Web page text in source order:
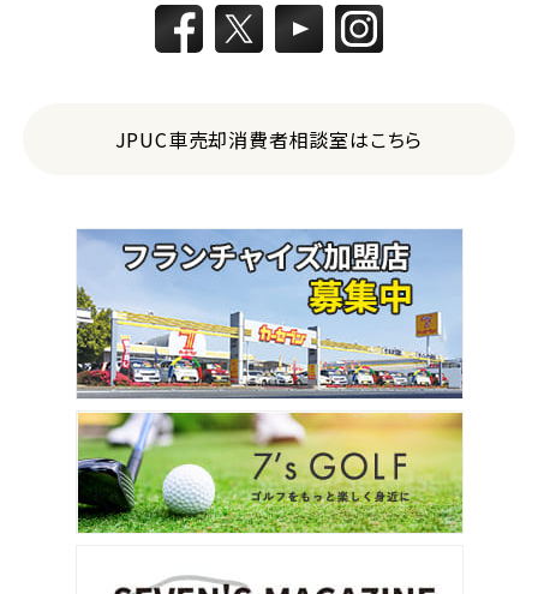
JPUC車売却消費者相談室はこちら